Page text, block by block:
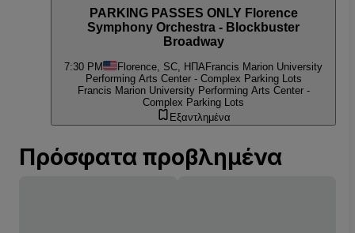
PARKING PASSES ONLY Florence
Symphony Orchestra - Blockbuster
Broadway
7:30 PM Florence, SC, ΗΠΑFrancis Marion University
Performing Arts Center - Complex Parking Lots
Francis Marion University Performing Arts Center -
Complex Parking Lots
Εξαντλημένα
Πρόσφατα προβλημένα